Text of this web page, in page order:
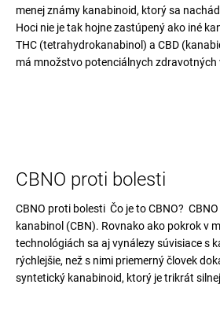
menej známy kanabinoid, ktorý sa
Hoci nie je tak hojne zastúpený ako iné
THC (tetrahydrokanabinol) a CBD
má množstvo potenciálnych zdravotných
CBNO proti bolesti
CBNO proti bolesti Čo je to CBNO?
kanabinol (CBN). Rovnako ako pokrok v
technológiách sa aj vynálezy súvisiace s
rýchlejšie, než s nimi priemerný človek
syntetický kanabinoid, ktorý je trikrát